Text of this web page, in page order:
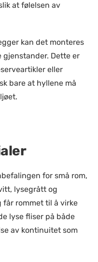
at følelsen av
kan det monteres
Dette er
eller
bare at hyllene må
for små rom,
lysegrått og
får rommet til å virke
lyse fliser på både
av kontinuitet som